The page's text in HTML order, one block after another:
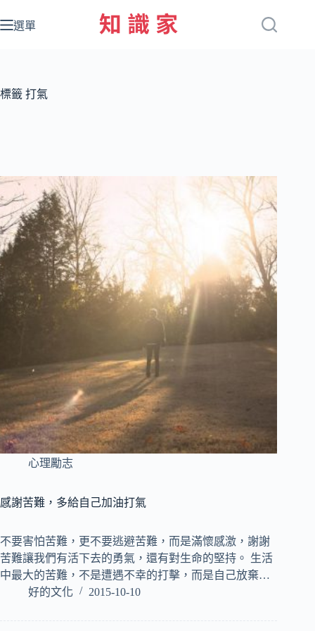
至
容
選單
標籤 打氣
心理勵志
感謝苦難，多給自己加油打氣
不要害怕苦難，更不要逃避苦難，而是滿懷感激，謝謝
苦難讓我們有活下去的勇氣，還有對生命的堅持。 生活
中最大的苦難，不是遭遇不幸的打擊，而是自己放棄…
好的文化
2015-10-10